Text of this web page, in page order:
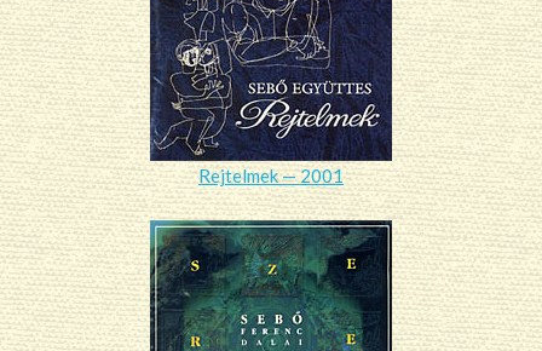
Rejtelmek — 2001